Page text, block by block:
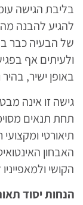
בליבת הגישה
להגיע להבנה
של הבעיה כבר
ולעיתים אף
באופן ישיר, בהיר
גישה זו אינה
תחת תנאים
תיאורטי
האבחון
הקושי
הנחות יסוד